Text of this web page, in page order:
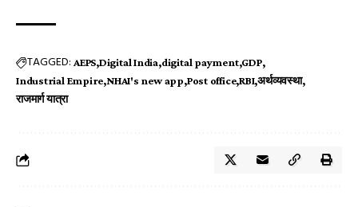
TAGGED: AEPS Digital India digital payment GDP
Industrial Empire NHAI's new app Post office RBI अर्थव्यवस्था
राजमार्ग यात्रा